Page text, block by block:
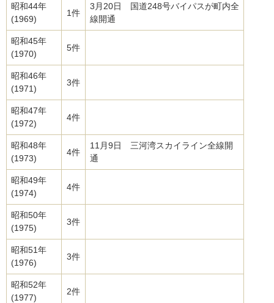
昭和44年
(1969)
1件
3月20日 国道248号バイパスが町内全
線開通
昭和45年
(1970)
5件
昭和46年
(1971)
3件
昭和47年
(1972)
4件
昭和48年
(1973)
4件
11月9日 三河湾スカイライン全線開
通
昭和49年
(1974)
4件
昭和50年
(1975)
3件
昭和51年
(1976)
3件
昭和52年
(1977)
2件